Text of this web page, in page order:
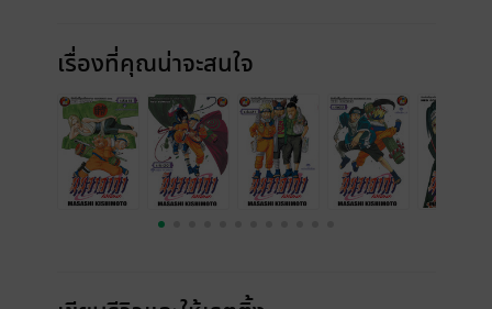
เรื่องที่คุณน่าจะสนใจ